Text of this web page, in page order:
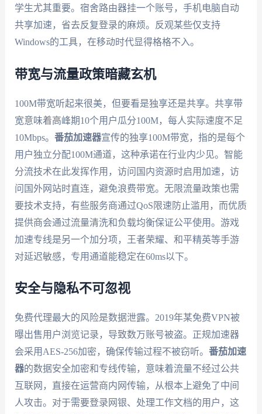
学生尤其重要。宿舍路由器挂一个账号，手机电脑自动
共享加速，省去反复登录的麻烦。反观某些仅支持
Windows的工具，在移动时代显得格格不入。
带宽与流量政策暗藏玄机
100M带宽听起来很美，但要看是独享还是共享。共享带
宽意味着高峰期10个用户瓜分100M，每人实际速度不足
10Mbps。 番茄加速器宣传的独享100M带宽，指的是每个
用户独立分配100M通道，这种承诺在行业内少见。智能
分流技术在此发挥作用，访问国内资源时启用加速，访
问国外网站时直连，避免浪费带宽。无限流量政策也需
要技术支持，有些服务商通过QoS限速防止滥用，而优质
提供商会通过流量清洗和负载均衡保证公平使用。游戏
加速专线是另一个加分项，王者荣耀、和平精英等手游
对延迟敏感，专用通道能稳定在60ms以下。
安全与隐私不可忽视
免费代理最大的风险是数据泄露。2019年某免费VPN被
曝出售用户浏览记录，导致数万账号被盗。正规加速器
会采用AES-256加密，确保传输过程不被窃听。 番茄加速
器的数据安全加密和专线传输，意味着流量不经过公共
互联网，直接在运营商内网传输，从根本上避免了中间
人攻击。对于需要登录网银、处理工作文档的用户，这